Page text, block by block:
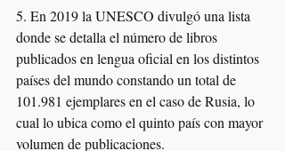
5. En 2019 la UNESCO divulgó una lista
donde se detalla el número de libros
publicados en lengua oficial en los distintos
países del mundo constando un total de
101.981 ejemplares en el caso de Rusia, lo
cual lo ubica como el quinto país con mayor
volumen de publicaciones.